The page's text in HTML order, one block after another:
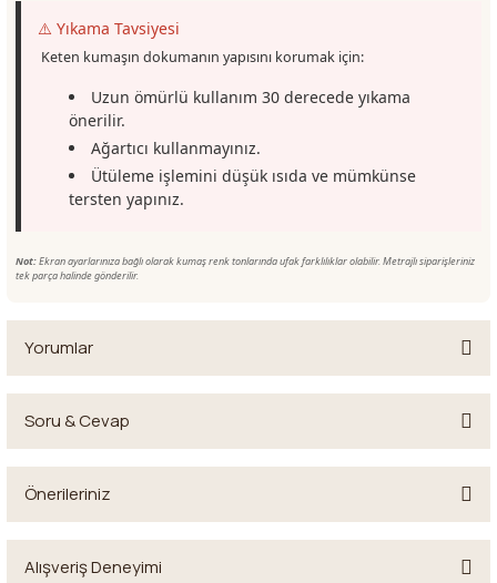
⚠️ Yıkama Tavsiyesi
Keten kumaşın dokumanın yapısını korumak için:
Uzun ömürlü kullanım 30 derecede yıkama
önerilir.
Ağartıcı kullanmayınız.
Ütüleme işlemini düşük ısıda ve mümkünse
tersten yapınız.
Not:Ekran ayarlarınıza bağlı olarak kumaş renk tonlarında ufak farklılıklar olabilir. Metrajlı siparişleriniz
tek parça halinde gönderilir.
Yorumlar
Soru & Cevap
Önerileriniz
Bu ürünün fiyat bilgisi, resim, ürün açıklamalarında ve diğer
konularda yetersiz gördüğünüz noktaları öneri formunu kullanarak
Alışveriş Deneyimi